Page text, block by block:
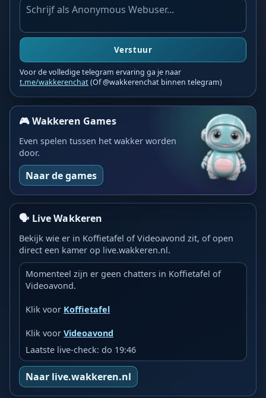
Verstuur
Voor de volledige telegram ervaring ga je naar
t.me/wakkerenchat(Of @wakkerenchat binnen telegram)
🎮 Wakkeren Games
Even spelen tussen het wakker worden
door.
Naar de games
🗣️ Live Wakkeren
Bekijk wie er in Koffietafel of Videoavond zit, of open
direct een kamer op live.wakkeren.nl.
Momenteel zijn er geen chatters in Koffietafel of
Videoavond.
Klik voor Koffietafel
Klik voorVideoavond
Laatste live-check: do 19:46
Naar live.wakkeren.nl